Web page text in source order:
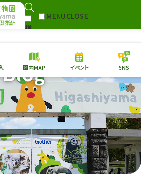
検
MENUCLOSE
本日の開園情報 チケ
園内MAP イベント
総合案内
動物園 植物園
再生プラン
東山動植物園
への支援
園内MAP イベント SNS